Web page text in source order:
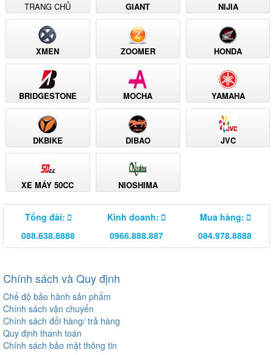
TRANG CHỦ GIANT NIJIA
XMEN ZOOMER HONDA
BRIDGESTONE MOCHA YAMAHA
DKBIKE DIBAO JVC
XE MÁY 50CC NIOSHIMA
Tổng đài:
088.638.8888
Kinh doanh:
0966.888.887
Mua hàng:
084.978.8888
Chính sách và Quy định
Chế độ bảo hành sản phẩm
Chính sách vận chuyển
Chính sách đổi hàng/ trả hàng
Quy định thanh toán
Chính sách bảo mật thông tin